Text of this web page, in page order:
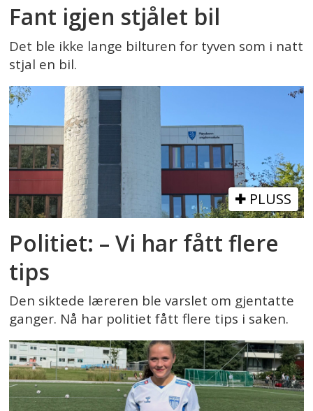
Fant igjen stjålet bil
Det ble ikke lange bilturen for tyven som i natt
stjal en bil.
PLUSS
Politiet: – Vi har fått flere
tips
Den siktede læreren ble varslet om gjentatte
ganger. Nå har politiet fått flere tips i saken.